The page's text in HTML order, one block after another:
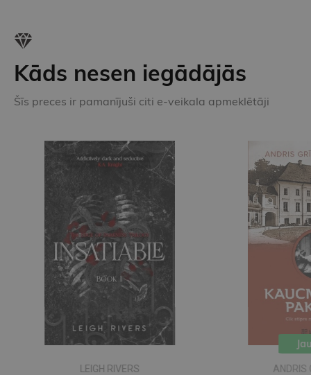
Kāds nesen iegādājās
Šīs preces ir pamanījuši citi e-veikala apmeklētāji
Jaunums
ANDRIS GRĪNBERGS